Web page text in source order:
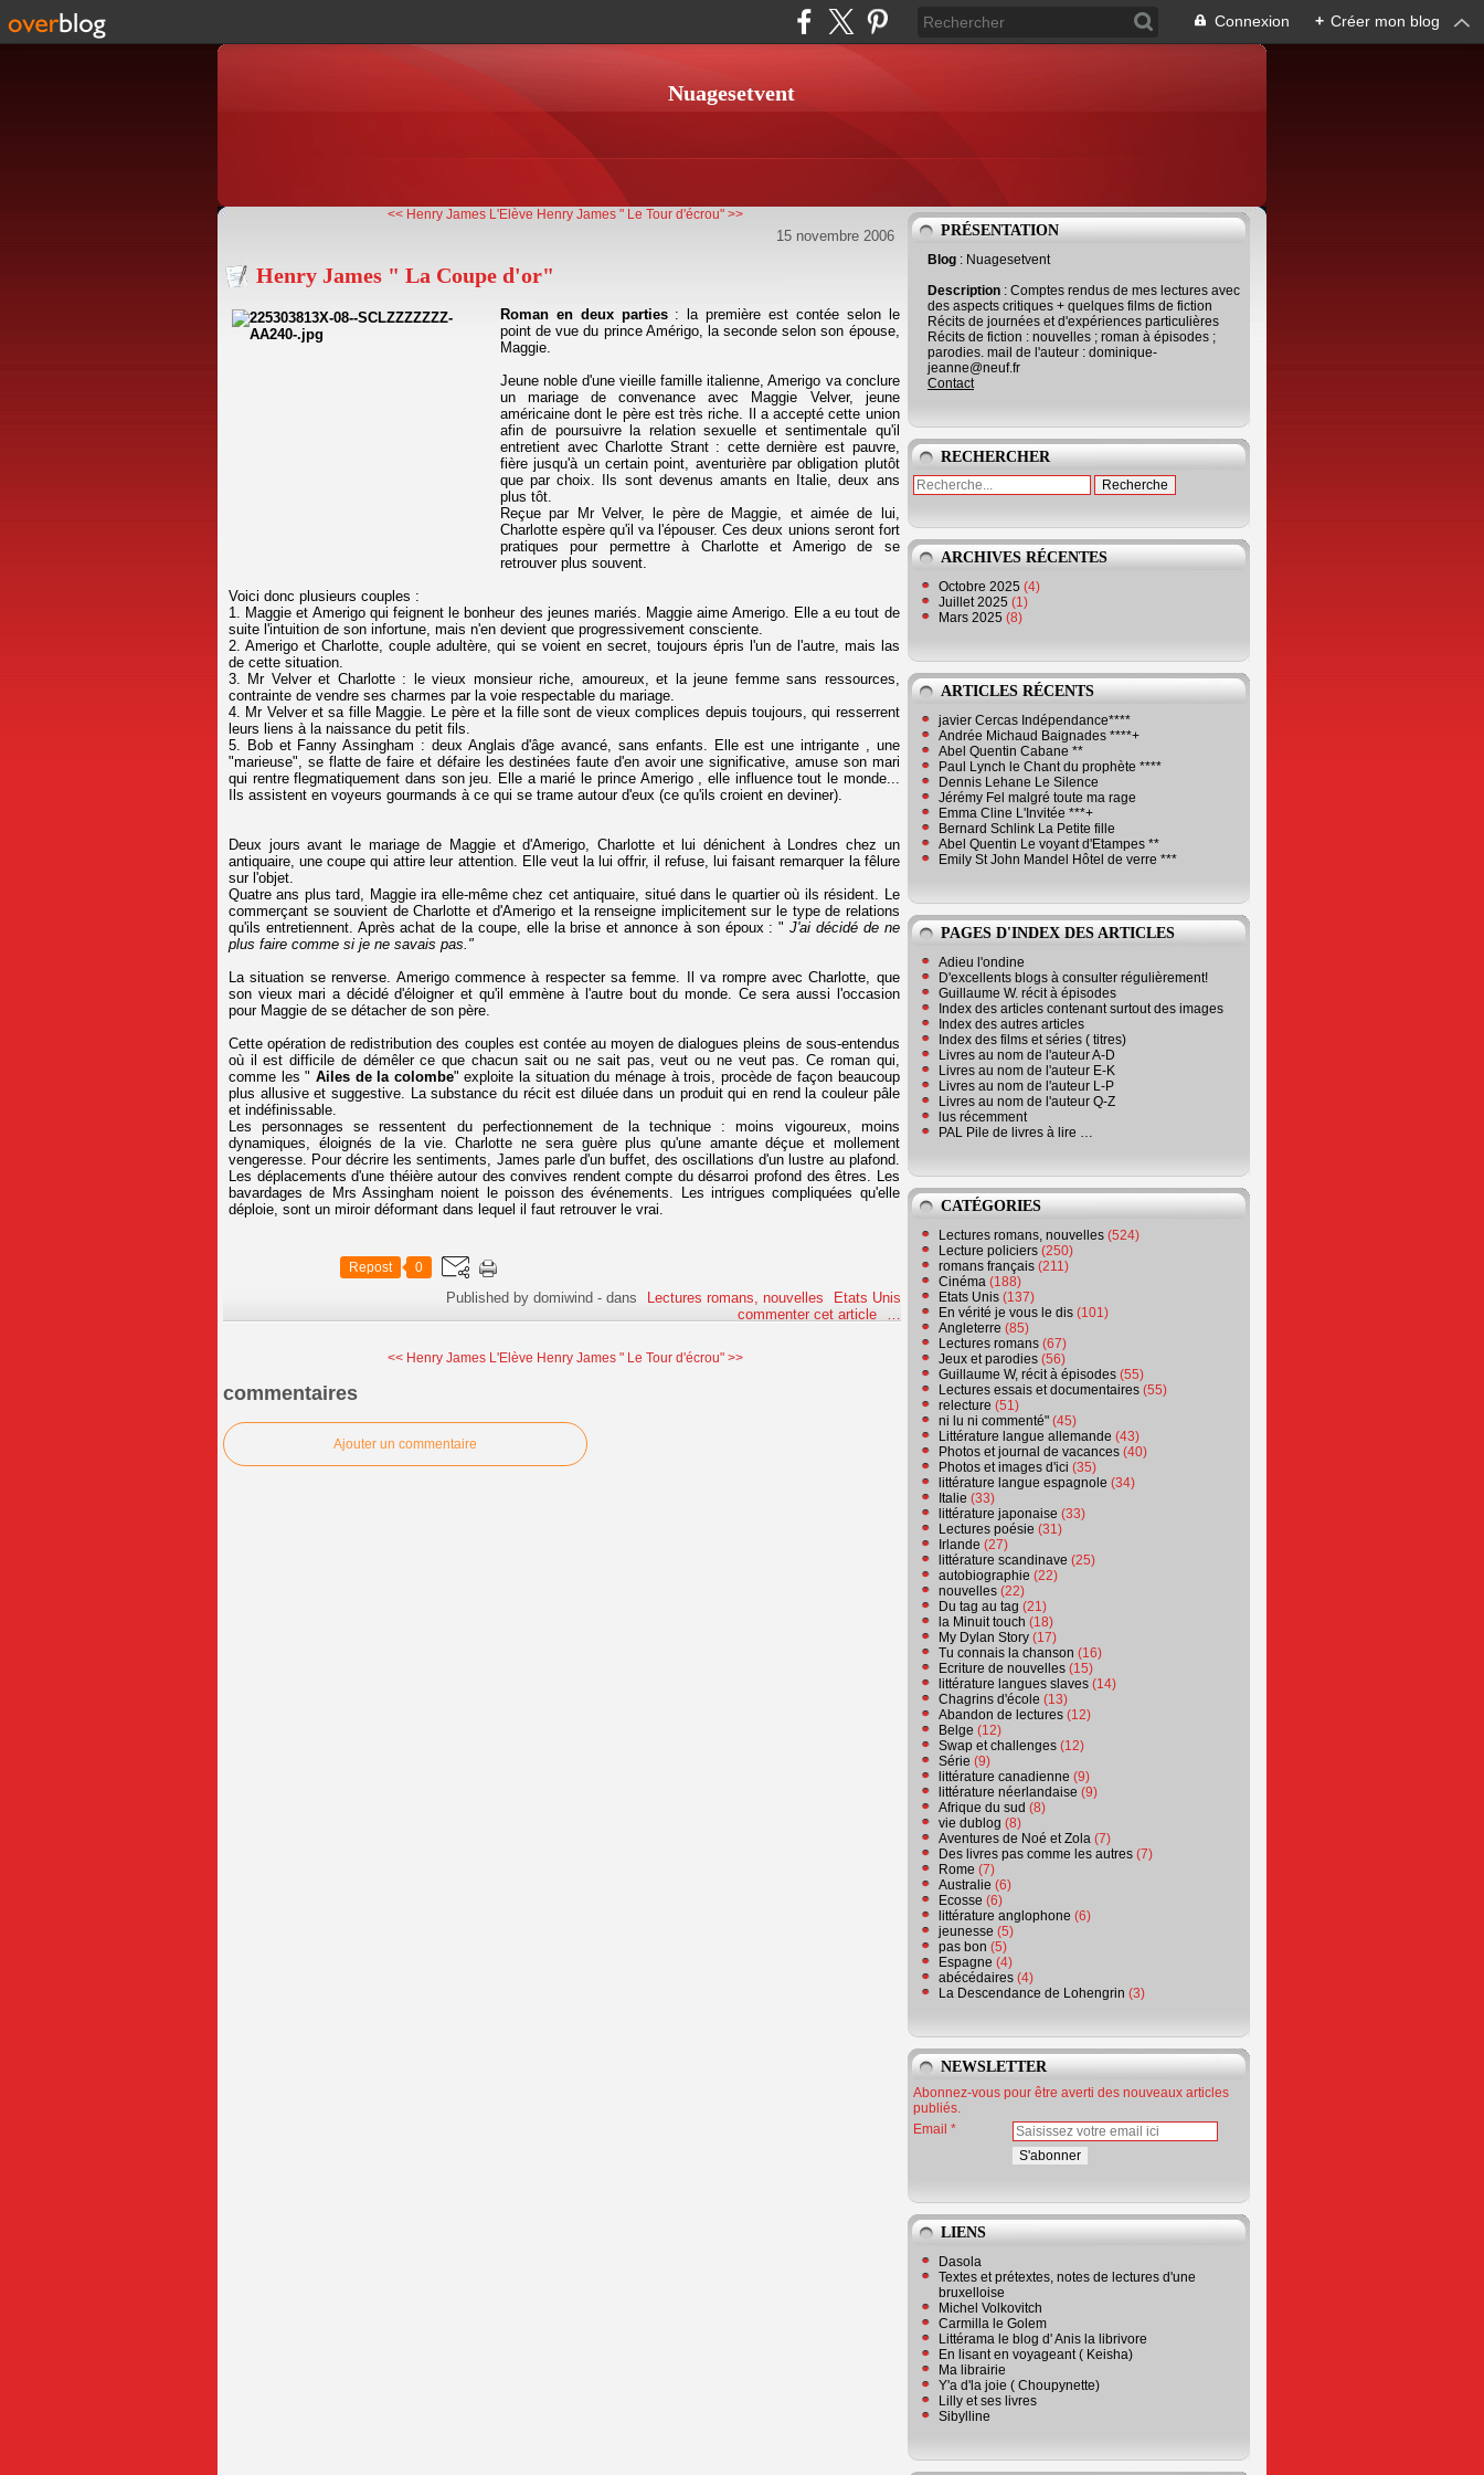
Connexion + Créer mon blog
Nuagesetvent
<< Henry James L'Elève Henry James " Le Tour d'écrou" >>
15 novembre 2006
Henry James " La Coupe d'or"
Roman en deux parties: la première est contée selon le
point de vue du prince Amérigo, la seconde selon son épouse,
Maggie.
Jeune noble d'une vieille famille italienne, Amerigo va conclure
un mariage de convenance avec Maggie Velver, jeune
américaine dont le père est très riche. Il a accepté cette union
afin de poursuivre la relation sexuelle et sentimentale qu'il
entretient avec Charlotte Strant : cette dernière est pauvre,
fière jusqu'à un certain point, aventurière par obligation plutôt
que par choix. Ils sont devenus amants en Italie, deux ans
plus tôt.
Reçue par Mr Velver, le père de Maggie, et aimée de lui,
Charlotte espère qu'il va l'épouser. Ces deux unions seront fort
pratiques pour permettre à Charlotte et Amerigo de se
retrouver plus souvent.
Voici donc plusieurs couples :
1. Maggie et Amerigo qui feignent le bonheur des jeunes mariés. Maggie aime Amerigo. Elle a eu tout de
suite l'intuition de son infortune, mais n'en devient que progressivement consciente.
2. Amerigo et Charlotte, couple adultère, qui se voient en secret, toujours épris l'un de l'autre, mais las
de cette situation.
3. Mr Velver et Charlotte : le vieux monsieur riche, amoureux, et la jeune femme sans ressources,
contrainte de vendre ses charmes par la voie respectable du mariage.
4. Mr Velver et sa fille Maggie. Le père et la fille sont de vieux complices depuis toujours, qui resserrent
leurs liens à la naissance du petit fils.
5. Bob et Fanny Assingham : deux Anglais d'âge avancé, sans enfants. Elle est une intrigante , une
"marieuse", se flatte de faire et défaire les destinées faute d'en avoir une significative, amuse son mari
qui rentre flegmatiquement dans son jeu. Elle a marié le prince Amerigo , elle influence tout le monde...
Ils assistent en voyeurs gourmands à ce qui se trame autour d'eux (ce qu'ils croient en deviner).
Deux jours avant le mariage de Maggie et d'Amerigo, Charlotte et lui dénichent à Londres chez un
antiquaire, une coupe qui attire leur attention. Elle veut la lui offrir, il refuse, lui faisant remarquer la fêlure
sur l'objet.
Quatre ans plus tard, Maggie ira elle-même chez cet antiquaire, situé dans le quartier où ils résident. Le
commerçant se souvient de Charlotte et d'Amerigo et la renseigne implicitement sur le type de relations
qu'ils entretiennent. Après achat de la coupe, elle la brise et annonce à son époux : "J'ai décidé de ne
plus faire comme si je ne savais pas."
La situation se renverse. Amerigo commence à respecter sa femme. Il va rompre avec Charlotte, que
son vieux mari a décidé d'éloigner et qu'il emmène à l'autre bout du monde. Ce sera aussi l'occasion
pour Maggie de se détacher de son père.
Cette opération de redistribution des couples est contée au moyen de dialogues pleins de sous-entendus
où il est difficile de démêler ce que chacun sait ou ne sait pas, veut ou ne veut pas. Ce roman qui,
comme les " Ailes de la colombe" exploite la situation du ménage à trois, procède de façon beaucoup
plus allusive et suggestive. La substance du récit est diluée dans un produit qui en rend la couleur pâle
et indéfinissable.
Les personnages se ressentent du perfectionnement de la technique : moins vigoureux, moins
dynamiques, éloignés de la vie. Charlotte ne sera guère plus qu'une amante déçue et mollement
vengeresse. Pour décrire les sentiments, James parle d'un buffet, des oscillations d'un lustre au plafond.
Les déplacements d'une théière autour des convives rendent compte du désarroi profond des êtres. Les
bavardages de Mrs Assingham noient le poisson des événements. Les intrigues compliquées qu'elle
déploie, sont un miroir déformant dans lequel il faut retrouver le vrai.
Repost 0
Published by domiwind -dans Lectures romans, nouvelles
Etats Unis
commenter cet article
…
<< Henry James L'Elève Henry James " Le Tour d'écrou" >>
commentaires
Ajouter un commentaire
PRÉSENTATION
Blog : Nuagesetvent
Description : Comptes rendus de mes lectures avec
des aspects critiques + quelques films de fiction
Récits de journées et d'expériences particulières
Récits de fiction : nouvelles ; roman à épisodes ;
parodies. mail de l'auteur : dominique-
jeanne@neuf.fr
Contact
RECHERCHER
ARCHIVES RÉCENTES
Octobre 2025 (4)
Juillet 2025 (1)
Mars 2025 (8)
ARTICLES RÉCENTS
javier Cercas Indépendance****
Andrée Michaud Baignades ****+
Abel Quentin Cabane **
Paul Lynch le Chant du prophète ****
Dennis Lehane Le Silence
Jérémy Fel malgré toute ma rage
Emma Cline L'Invitée ***+
Bernard Schlink La Petite fille
Abel Quentin Le voyant d'Etampes **
Emily St John Mandel Hôtel de verre ***
PAGES D'INDEX DES ARTICLES
Adieu l'ondine
D'excellents blogs à consulter régulièrement!
Guillaume W. récit à épisodes
Index des articles contenant surtout des images
Index des autres articles
Index des films et séries ( titres)
Livres au nom de l'auteur A-D
Livres au nom de l'auteur E-K
Livres au nom de l'auteur L-P
Livres au nom de l'auteur Q-Z
lus récemment
PAL Pile de livres à lire …
CATÉGORIES
Lectures romans, nouvelles (524)
Lecture policiers (250)
romans français (211)
Cinéma (188)
Etats Unis (137)
En vérité je vous le dis (101)
Angleterre (85)
Lectures romans (67)
Jeux et parodies (56)
Guillaume W, récit à épisodes (55)
Lectures essais et documentaires (55)
relecture (51)
ni lu ni commenté" (45)
Littérature langue allemande (43)
Photos et journal de vacances (40)
Photos et images d'ici (35)
littérature langue espagnole (34)
Italie (33)
littérature japonaise (33)
Lectures poésie (31)
Irlande (27)
littérature scandinave (25)
autobiographie (22)
nouvelles (22)
Du tag au tag (21)
la Minuit touch (18)
My Dylan Story (17)
Tu connais la chanson (16)
Ecriture de nouvelles (15)
littérature langues slaves (14)
Chagrins d'école (13)
Abandon de lectures (12)
Belge (12)
Swap et challenges (12)
Série (9)
littérature canadienne (9)
littérature néerlandaise (9)
Afrique du sud (8)
vie dublog (8)
Aventures de Noé et Zola (7)
Des livres pas comme les autres (7)
Rome (7)
Australie (6)
Ecosse (6)
littérature anglophone (6)
jeunesse (5)
pas bon (5)
Espagne (4)
abécédaires (4)
La Descendance de Lohengrin (3)
NEWSLETTER
Abonnez-vous pour être averti des nouveaux articles
publiés.
Email
LIENS
Dasola
Textes et prétextes, notes de lectures d'une
bruxelloise
Michel Volkovitch
Carmilla le Golem
Littérama le blog d' Anis la librivore
En lisant en voyageant ( Keisha)
Ma librairie
Y'a d'la joie ( Choupynette)
Lilly et ses livres
Sibylline